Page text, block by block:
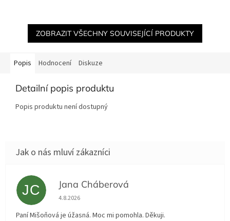
ZOBRAZIT VŠECHNY SOUVISEJÍCÍ PRODUKTY
Popis Hodnocení Diskuze
Detailní popis produktu
Popis produktu není dostupný
JC Jana Cháberová
Hodnocení obchodu je 5 z 5 hvězdiček.
4.8.2026
Paní Mišoňová je úžasná. Moc mi pomohla. Děkuji.